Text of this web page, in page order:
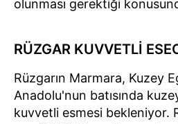
olunması gerektiği
RÜZGAR KUVVETLİ
Rüzgarın Marmara, Kuzey
Anadolu'nun batısında
kuvvetli esmesi bekleniyor.